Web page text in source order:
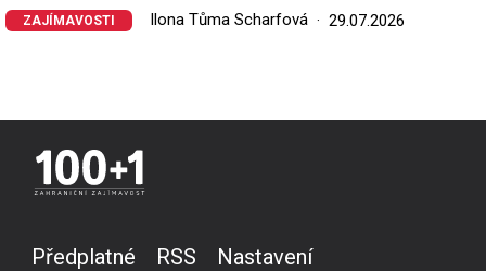
ZAJÍMAVOSTI Ilona Tůma Scharfová 29.07.2026
Předplatné RSS Nastavení